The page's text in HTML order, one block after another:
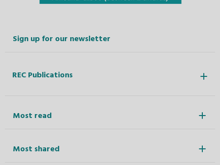
Sign up for our newsletter
REC Publications
Most read
Most shared